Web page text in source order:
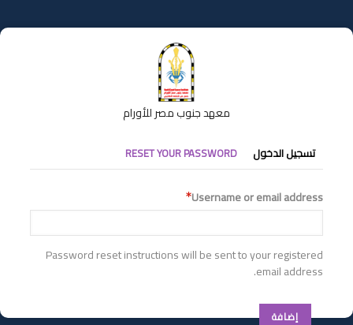
إلى
المحتوى
معهد جنوب مصر للأورام
التبويبات
الأساسية
تسجيل الدخول RESET YOUR PASSWORD
Username or email address
Password reset instructions will be sent to your registered
email address.